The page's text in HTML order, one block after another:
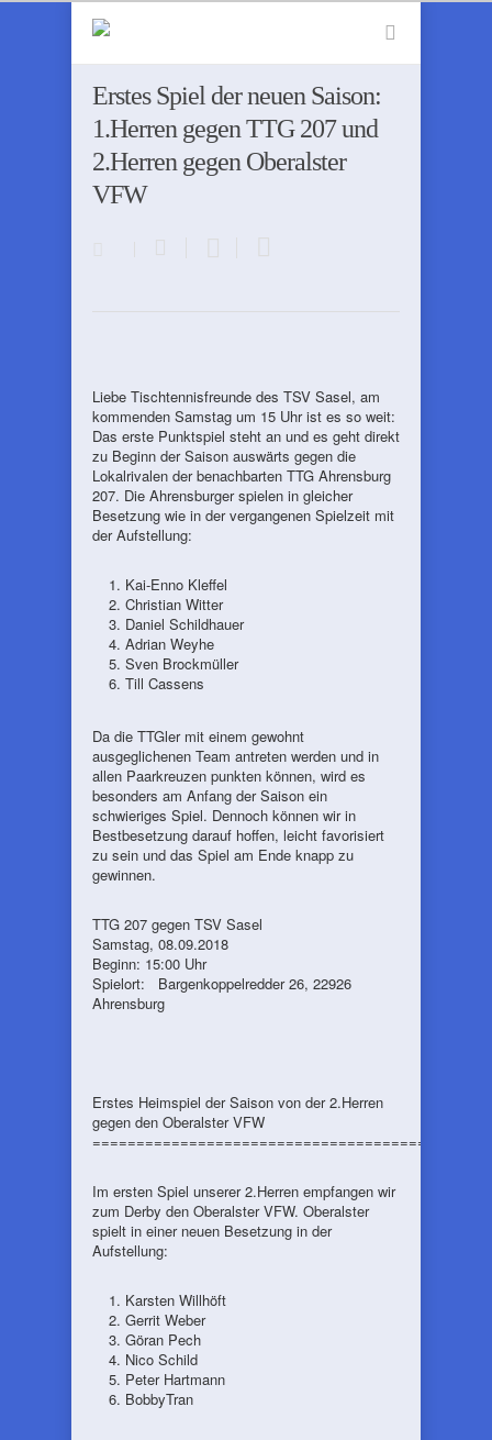
Erstes Spiel der neuen Saison:
1.Herren gegen TTG 207 und
2.Herren gegen Oberalster
VFW
Liebe Tischtennisfreunde des TSV Sasel, am
kommenden Samstag um 15 Uhr ist es so weit:
Das erste Punktspiel steht an und es geht direkt
zu Beginn der Saison auswärts gegen die
Lokalrivalen der benachbarten TTG Ahrensburg
207. Die Ahrensburger spielen in gleicher
Besetzung wie in der vergangenen Spielzeit mit
der Aufstellung:
Kai-Enno Kleffel
Christian Witter
Daniel Schildhauer
Adrian Weyhe
Sven Brockmüller
Till Cassens
Da die TTGler mit einem gewohnt
ausgeglichenen Team antreten werden und in
allen Paarkreuzen punkten können, wird es
besonders am Anfang der Saison ein
schwieriges Spiel. Dennoch können wir in
Bestbesetzung darauf hoffen, leicht favorisiert
zu sein und das Spiel am Ende knapp zu
gewinnen.
TTG 207 gegen TSV Sasel
Samstag, 08.09.2018
Beginn: 15:00 Uhr
Spielort: Bargenkoppelredder 26, 22926
Ahrensburg
Erstes Heimspiel der Saison von der 2.Herren
gegen den Oberalster VFW
Im ersten Spiel unserer 2.Herren empfangen wir
zum Derby den Oberalster VFW. Oberalster
spielt in einer neuen Besetzung in der
Aufstellung:
Karsten Willhöft
Gerrit Weber
Göran Pech
Nico Schild
Peter Hartmann
BobbyTran